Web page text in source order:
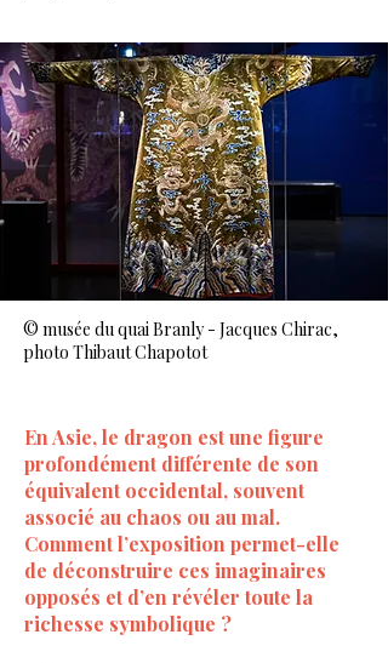
© musée du quai Branly - Jacques Chirac,
photo Thibaut Chapotot
En Asie, le dragon est une figure
profondément différente de son
équivalent occidental, souvent
associé au chaos ou au mal.
Comment l’exposition permet-elle
de déconstruire ces imaginaires
opposés et d’en révéler toute la
richesse symbolique ?